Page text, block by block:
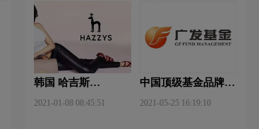
韩国 哈吉斯
更新LOGO
2021-01-08 08:45:51
中国顶级基金品牌
领先品牌
2021-05-25 16:19:10